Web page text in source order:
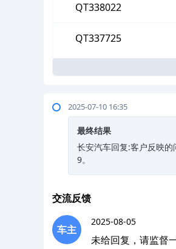
QT338022
QT337725
2025-07-10 16:35
最终结果
长安汽车回复:客户反映
9。
交流反馈
车主
2025-08-05
未给回复，请监督